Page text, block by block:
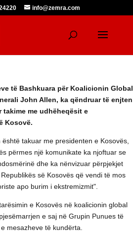
info@zemra.com
të Bashkuara për Koalicionin Global
John Allen, ka qëndruar të enjten
takime me udhëheqësit e
Kosovë.
takuar me presidenten e Kosovës,
përmes një komunikate ka njoftuar se
dhe ka nënvizuar përpjekjet
së Kosovës që vendi të mos
apo burim i ekstremizmit".
e Kosovës në koalicionin global
e saj në Grupin Punues të
mesazheve të kundërta.